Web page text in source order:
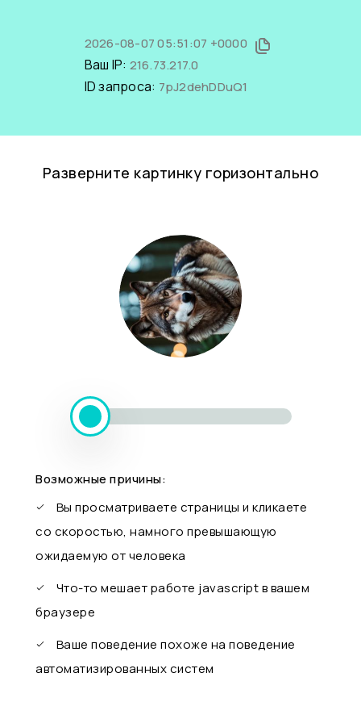
2026-08-07 05:51:07 +0000
Ваш IP: 216.73.217.0
ID запроса: 7pJ2dehDDuQ1
Разверните картинку горизонтально
Возможные причины:
Вы просматриваете страницы и кликаете
со скоростью, намного превышающую
ожидаемую от человека
Что-то мешает работе javascript в вашем
браузере
Ваше поведение похоже на поведение
автоматизированных систем